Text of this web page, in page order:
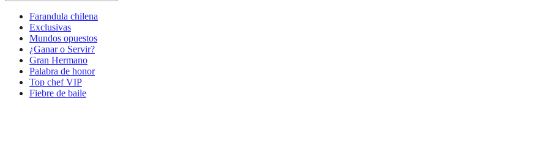
Farandula chilena
Exclusivas
Mundos opuestos
¿Ganar o Servir?
Gran Hermano
Palabra de honor
Top chef VIP
Fiebre de baile